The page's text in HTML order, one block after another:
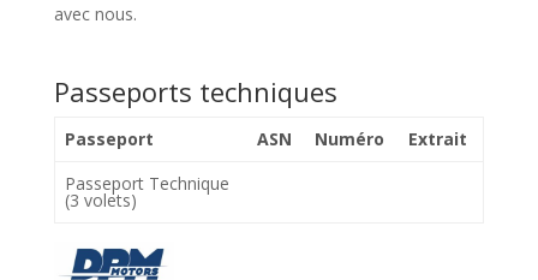
avec nous.
Passeports techniques
Passeport ASN Numéro
Extrait
Passeport Technique
(3 volets)